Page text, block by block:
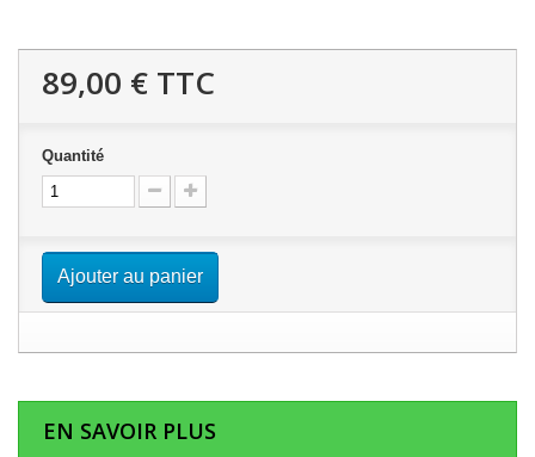
89,00 € TTC
Quantité
Ajouter au panier
EN SAVOIR PLUS